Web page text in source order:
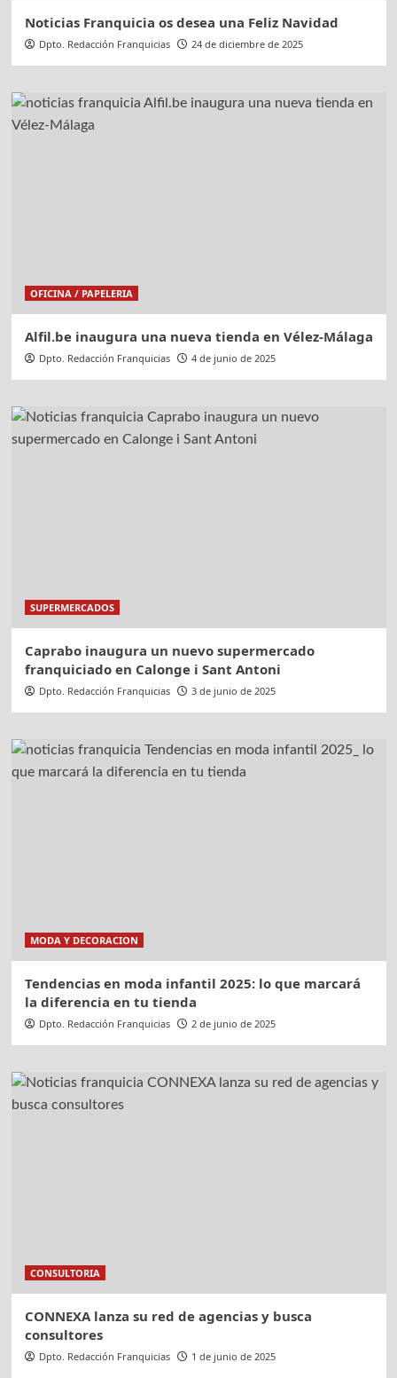
Noticias Franquicia os desea una Feliz Navidad
Dpto. Redacción Franquicias 24 de diciembre de 2025
OFICINA / PAPELERIA
Alfil.be inaugura una nueva tienda en Vélez-Málaga
Dpto. Redacción Franquicias 4 de junio de 2025
SUPERMERCADOS
Caprabo inaugura un nuevo supermercado
franquiciado en Calonge i Sant Antoni
Dpto. Redacción Franquicias 3 de junio de 2025
MODA Y DECORACION
Tendencias en moda infantil 2025: lo que marcará
la diferencia en tu tienda
Dpto. Redacción Franquicias 2 de junio de 2025
CONSULTORIA
CONNEXA lanza su red de agencias y busca
consultores
Dpto. Redacción Franquicias 1 de junio de 2025